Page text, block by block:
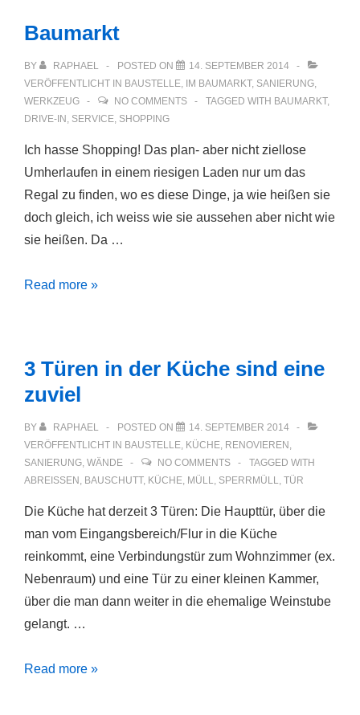
Baumarkt
BY RAPHAEL POSTED ON
14. SEPTEMBER 2014
VERÖFFENTLICHT IN BAUSTELLE, IM BAUMARKT, SANIERUNG,
WERKZEUG
NO COMMENTS TAGGED WITH BAUMARKT,
DRIVE-IN , SERVICE, SHOPPING
Ich hasse Shopping! Das plan- aber nicht ziellose
Umherlaufen in einem riesigen Laden nur um das
Regal zu finden, wo es diese Dinge, ja wie heißen sie
doch gleich, ich weiss wie sie aussehen aber nicht wie
sie heißen. Da …
Baumarkt
Read more »
3 Türen in der Küche sind eine
zuviel
BY RAPHAEL POSTED ON
14. SEPTEMBER 2014
VERÖFFENTLICHT IN BAUSTELLE, KÜCHE, RENOVIEREN ,
SANIERUNG, WÄNDE NO COMMENTS
TAGGED WITH
ABREISSEN
, BAUSCHUTT, KÜCHE, MÜLL, SPERRMÜLL, TÜR
Die Küche hat derzeit 3 Türen: Die Haupttür, über die
man vom Eingangsbereich/Flur in die Küche
reinkommt, eine Verbindungstür zum Wohnzimmer (ex.
Nebenraum) und eine Tür zu einer kleinen Kammer,
über die man dann weiter in die ehemalige Weinstube
gelangt. …
3
Read more »